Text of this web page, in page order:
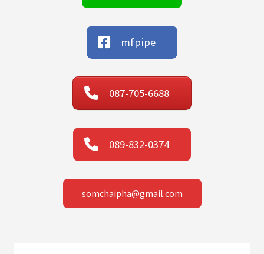
mfpipe
087-705-6688
089-832-0374
somchaipha@gmail.com